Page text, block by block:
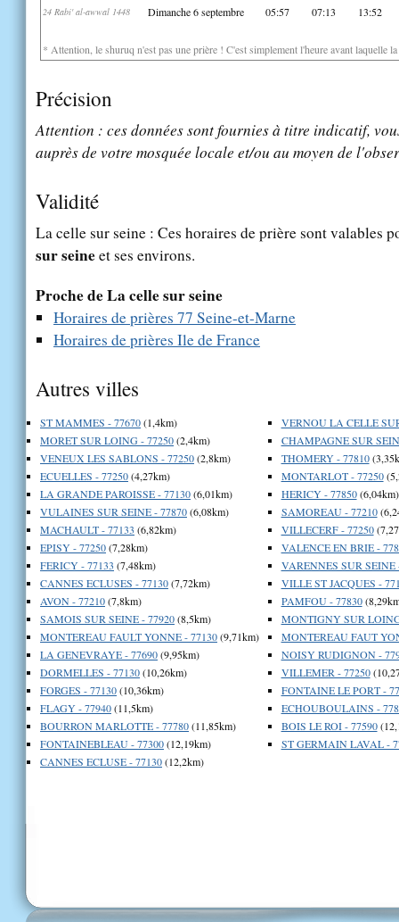
24 Rabi' al-awwal 1448 Dimanche 6 septembre 05:57 07:13 13:52
* Attention, le shuruq n'est pas une prière ! C'est simplement l'heure avant laquelle
Précision
Attention : ces données sont fournies à titre indicatif,
auprès de votre mosquée locale et/ou au moyen de
Validité
La celle sur seine : Ces horaires de prière sont valables
sur seineet ses environs.
Proche de La celle sur seine
Horaires de prières 77 Seine-et-Marne
Horaires de prières Ile de France
Autres villes
ST MAMMES - 77670(1,4km)
MORET SUR LOING - 77250(2,4km)
VENEUX LES SABLONS - 77250(2,8km)
ECUELLES - 77250(4,27km)
LA GRANDE PAROISSE - 77130(6,01km)
VULAINES SUR SEINE - 77870(6,08km)
MACHAULT - 77133 (6,82km)
EPISY - 77250(7,28km)
FERICY - 77133 (7,48km)
CANNES ECLUSES - 77130(7,72km)
AVON - 77210(7,8km)
SAMOIS SUR SEINE - 77920(8,5km)
MONTEREAU FAULT YONNE - 77130(9,71km)
LA GENEVRAYE - 77690(9,95km)
DORMELLES - 77130(10,26km)
FORGES - 77130(10,36km)
FLAGY - 77940(11,5km)
BOURRON MARLOTTE - 77780(11,85km)
FONTAINEBLEAU - 77300(12,19km)
CANNES ECLUSE - 77130(12,2km)
VERNOU LA CELLE
CHAMPAGNE SUR
THOMERY - 77810
MONTARLOT - 77250
HERICY - 77850(6,04km)
SAMOREAU - 77210
VILLECERF - 77250
VALENCE EN BRIE -
VARENNES SUR SEINE
VILLE ST JACQUES -
PAMFOU - 77830
MONTIGNY SUR
MONTEREAU FAUT
NOISY RUDIGNON -
VILLEMER - 77250
FONTAINE LE PORT -
ECHOUBOULAINS -
BOIS LE ROI - 77590
ST GERMAIN LAVAL -